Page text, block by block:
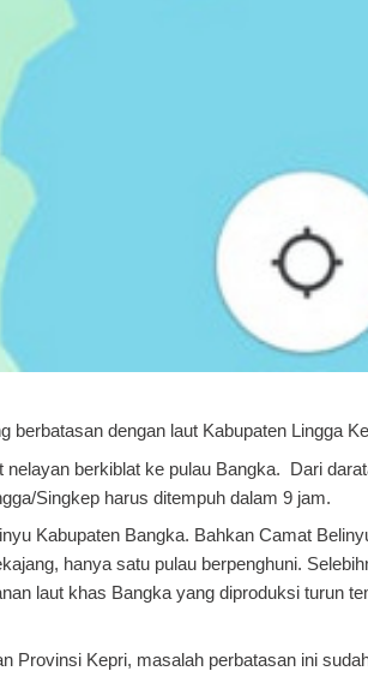
berbatasan dengan laut Kabupaten Lingga
berkiblat ke pulau Bangka. Dari
Singkep harus ditempuh dalam 9 jam.
Kabupaten Bangka. Bahkan Camat
hanya satu pulau berpenghuni.
laut khas Bangka yang diproduksi turun
Provinsi Kepri, masalah perbatasan ini